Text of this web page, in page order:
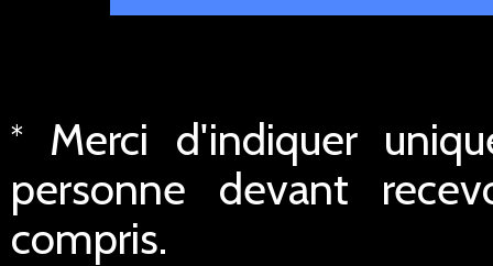
*
Merci d'indiquer
personne devant
compris.